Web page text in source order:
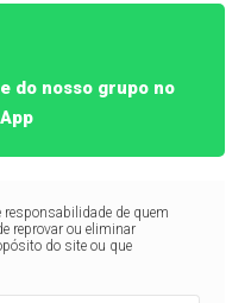
do nosso grupo no
responsabilidade de quem
reprovar ou eliminar
do site ou que